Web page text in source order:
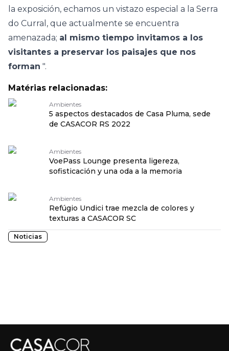
la exposición, echamos un vistazo especial a la Serra
do Curral, que actualmente se encuentra
amenazada; al mismo tiempo invitamos a los
visitantes a preservar los paisajes que nos
forman ".
Matérias relacionadas:
Ambientes
5 aspectos destacados de Casa Pluma, sede
de CASACOR RS 2022
Ambientes
VoePass Lounge presenta ligereza,
sofisticación y una oda a la memoria
Ambientes
Refúgio Undici trae mezcla de colores y
texturas a CASACOR SC
Noticias